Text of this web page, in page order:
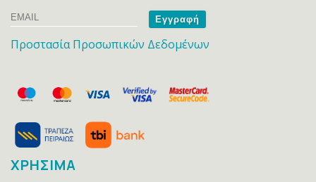
Email
Name
Προστασία Προσωπικών Δεδομένων
ΧΡΗΣΙΜΑ